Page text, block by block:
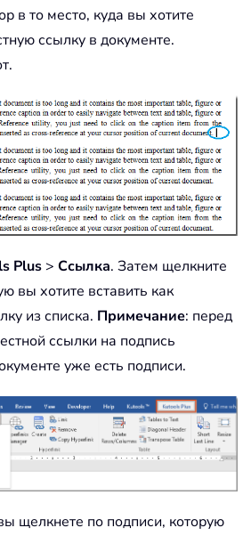
в то место, куда вы хотите
ссылку в документе.
Plus > Ссылка. Затем щелкните
вы хотите вставить как
из списка. Примечание: перед
ссылки на подпись
уже есть подписи.
щелкнете по подписи, которую